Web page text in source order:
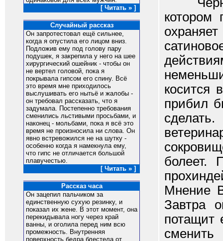
[ Читать » ]
Случайный рассказ
Он запротестовал ещё сильнее,
когда я опустила его лицом вниз.
Подложив ему под голову пару
подушек, я закрепила у него на шее
хирургический ошейник - чтобы он
не вертел головой, пока я
покрывала гипсом его спину. Всё
это время мне приходилось
выслушивать его нытьё и жалобы -
он требовал рассказать, что я
задумала. Постепенно требования
сменились льстивыми просьбами, и
наконец - мольбами, пока я всё это
время не произносила ни слова. Он
явно встревожился не на шутку -
особенно когда я намекнула ему,
что гипс не отличается большой
плавучестью.
[ Читать » ]
Рассказ часа
Он зацепил пальчиком за
единственную сухую резинку, и
показал их жене. В этот момент, она
перекидывала ногу через край
ванны, и оголила перед ним всю
промежность. Внутренняя
поверхность бедра блестела от
котором
косится
прибил
болеет.
Мнение
Завтра
потащит